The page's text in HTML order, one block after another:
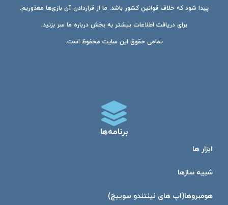
پیدا شود که خلاف قوانین کشور باشد. ما از قراردادن آن بازی‌ها معذوریم.
برای دریافت اطلاعات بیشتر به بخش درباره ما سر بزنید.
تمامی حقوق این سایت محفوظ است.
برنامه‌ها
ابزار ها
شبیه ساز‌ها
هومبرو‌ها(اپ های نینتندو سوییچ)